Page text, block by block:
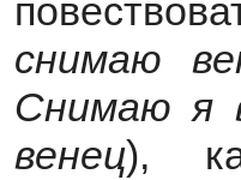
снимаю
Снимаю я
венец),